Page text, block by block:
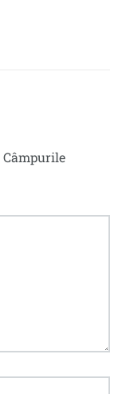
Câmpurile